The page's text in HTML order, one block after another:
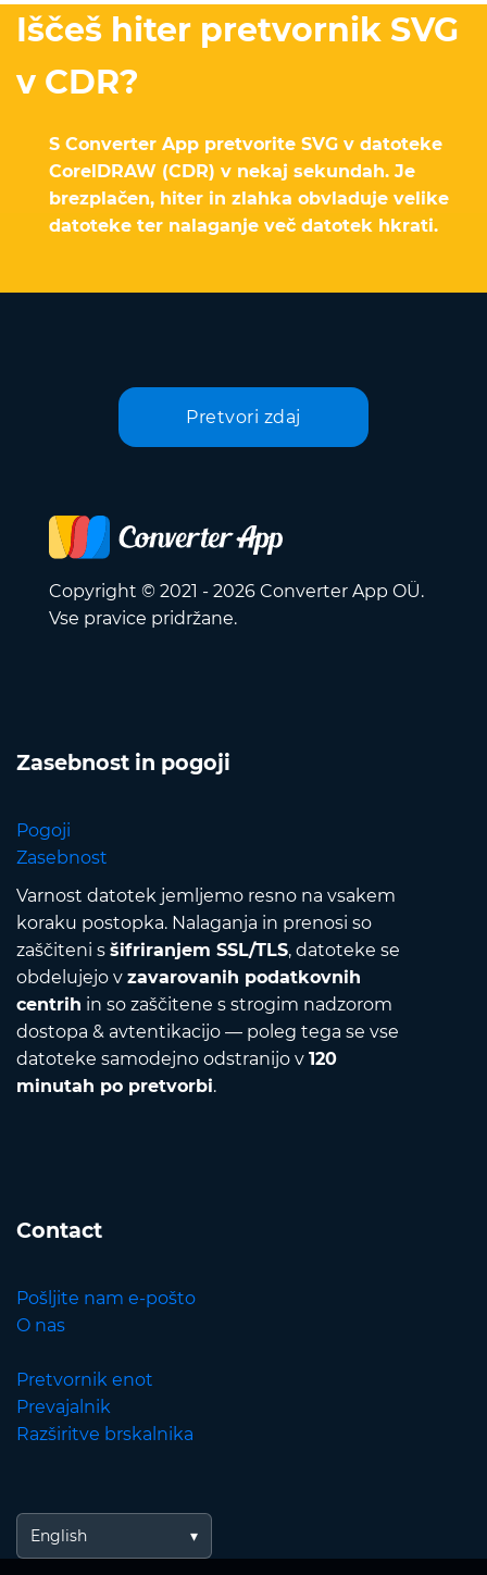
Iščeš hiter pretvornik SVG
v CDR?
S Converter App pretvorite SVG v datoteke
CorelDRAW (CDR) v nekaj sekundah. Je
brezplačen, hiter in zlahka obvladuje velike
datoteke ter nalaganje več datotek hkrati.
Pretvori zdaj
Copyright © 2021 - 2026 Converter App OÜ.
Vse pravice pridržane.
Zasebnost in pogoji
Pogoji
Zasebnost
Varnost datotek jemljemo resno na vsakem
koraku postopka. Nalaganja in prenosi so
zaščiteni s šifriranjem SSL/TLS, datoteke se
obdelujejo v zavarovanih podatkovnih
centrih in so zaščitene s strogim nadzorom
dostopa & avtentikacijo — poleg tega se vse
datoteke samodejno odstranijo v 120
minutah po pretvorbi.
Contact
Pošljite nam e-pošto
O nas
Pretvornik enot
Prevajalnik
Razširitve brskalnika
English